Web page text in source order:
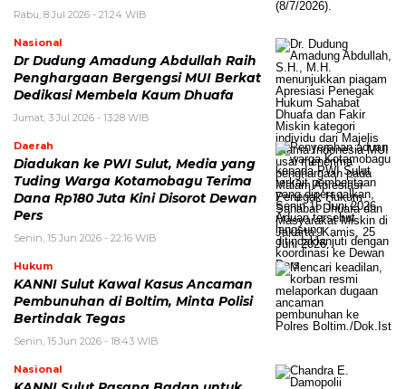
Rabu, 8 Jul 2026 - 21:24 WIB
Nasional
Dr Dudung Amadung Abdullah Raih
Penghargaan Bergengsi MUI Berkat
Dedikasi Membela Kaum Dhuafa
Jumat, 3 Jul 2026 - 13:28 WIB
Daerah
Diadukan ke PWI Sulut, Media yang
Tuding Warga Kotamobagu Terima
Dana Rp180 Juta Kini Disorot Dewan
Pers
Senin, 15 Jun 2026 - 22:16 WIB
Hukum
KANNI Sulut Kawal Kasus Ancaman
Pembunuhan di Boltim, Minta Polisi
Bertindak Tegas
Senin, 15 Jun 2026 - 18:43 WIB
Nasional